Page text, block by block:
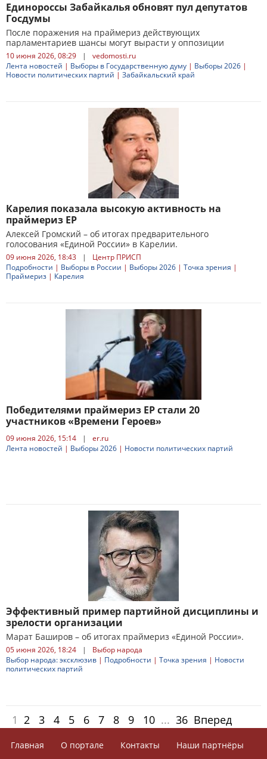
Единороссы Забайкалья обновят пул депутатов
Госдумы
После поражения на праймериз действующих
парламентариев шансы могут вырасти у оппозиции
10 июня 2026, 08:29 |
vedomosti.ru
Лента новостей | Выборы в Государственную думу | Выборы 2026 |
Новости политических партий | Забайкальский край
Карелия показала высокую активность на
праймериз ЕР
Алексей Громский – об итогах предварительного
голосования «Единой России» в Карелии.
09 июня 2026, 18:43 |
Центр ПРИСП
Подробности | Выборы в России | Выборы 2026 | Точка зрения |
Праймериз | Карелия
Победителями праймериз ЕР стали 20
участников «Времени Героев»
09 июня 2026, 15:14 |
er.ru
Лента новостей | Выборы 2026 | Новости политических партий
Эффективный пример партийной дисциплины и
зрелости организации
Марат Баширов – об итогах праймериз «Единой России».
05 июня 2026, 18:24 |
Выбор народа
Выбор народа: эксклюзив | Подробности | Точка зрения | Новости
политических партий
1 2 3 4 5 6 7 8 9 10 ... 36 Вперед
Главная О портале Контакты
Наши партнёры